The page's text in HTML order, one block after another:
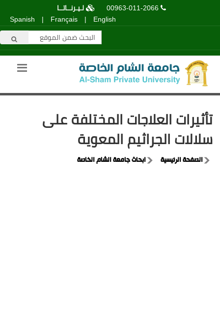
00963-011-2066
لـيـرنــاتــا
English
|
Français
|
Spanish
تأثيرات العلاجات المختلفة على
سلالات الجراثيم المعوية
الصفحة الرئيسية ابحاث جامعة الشام الخاصة